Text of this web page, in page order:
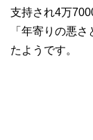
支持され4万
「年寄りの悪
たようです。